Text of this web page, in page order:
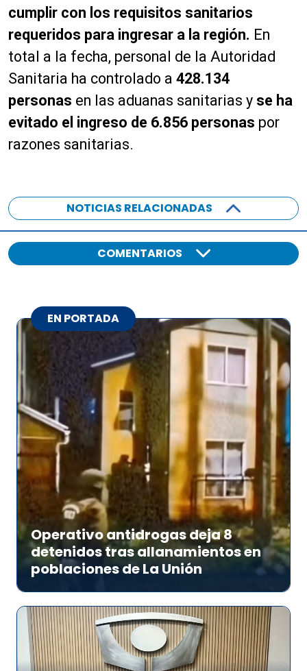
cumplir con los requisitos sanitarios
requeridos para ingresar a la región. En
total a la fecha, personal de la Autoridad
Sanitaria ha controlado a 428.134
personas en las aduanas sanitarias y se ha
evitado el ingreso de 6.856 personas por
razones sanitarias.
NOTICIAS RELACIONADAS
COMENTARIOS
EN PORTADA
Operativo antidrogas deja 8
detenidos tras allanamientos en
poblaciones de La Unión